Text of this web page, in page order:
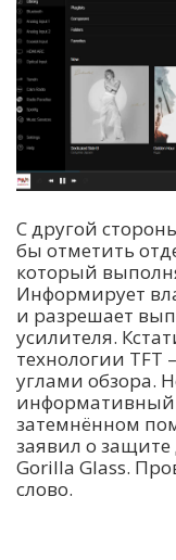
С другой
бы отметить
который
Информирует
и разрешает
усилителя.
технологии TFT
углами обзора.
информативный
затемнённом
заявил о
Gorilla Glass.
слово.